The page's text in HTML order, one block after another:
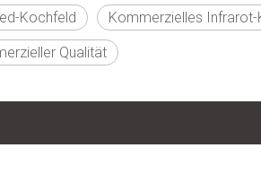
Kochfeld Kommerzielles
Qualität